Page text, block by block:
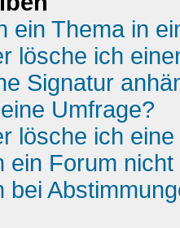
ein Thema in
lösche ich
Signatur
Umfrage?
lösche ich
ein Forum
bei